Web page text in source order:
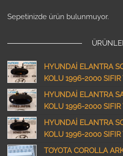
Sepetinizde ürün bulunmuyor.
HYUNDAİ ELANTRA
KOLU 1996-2000
HYUNDAİ ELANTRA
KOLU 1996-2000
HYUNDAİ ELANTRA
KOLU 1996-2000
TOYOTA COROLLA